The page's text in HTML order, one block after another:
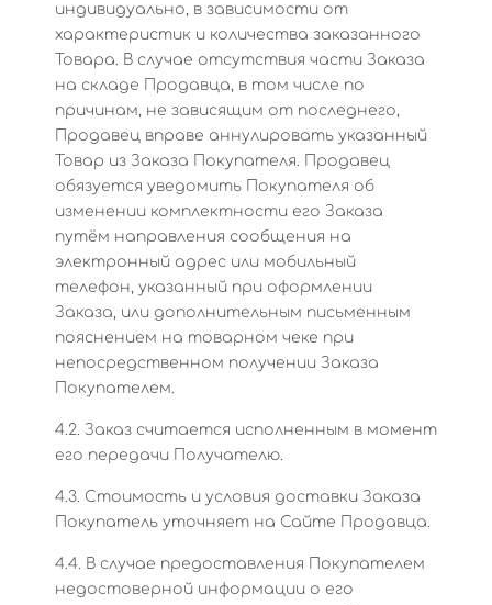
индивидуально, в зависимости от
характеристик и количества заказанного
Товара. В случае отсутствия части Заказа
на складе Продавца, в том числе по
причинам, не зависящим от последнего,
Продавец вправе аннулировать указанный
Товар из Заказа Покупателя. Продавец
обязуется уведомить Покупателя об
изменении комплектности его Заказа
путём направления сообщения на
электронный адрес или мобильный
телефон, указанный при оформлении
Заказа, или дополнительным письменным
пояснением на товарном чеке при
непосредственном получении Заказа
Покупателем.
4.2. Заказ считается исполненным в момент
его передачи Получателю.
4.3. Стоимость и условия доставки Заказа
Покупатель уточняет на Сайте Продавца.
4.4. В случае предоставления Покупателем
недостоверной информации о его